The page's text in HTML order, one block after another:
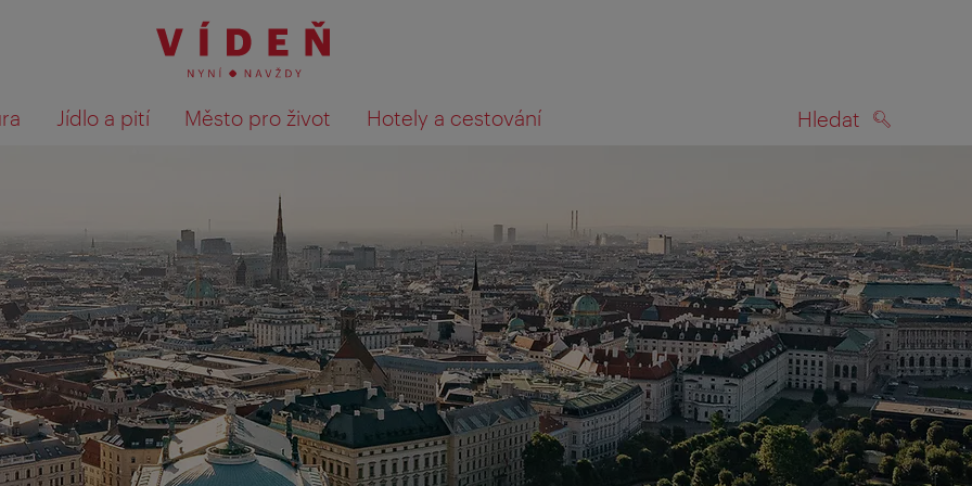
Jídlo a pití Město pro život Hotely a cestování Hledat